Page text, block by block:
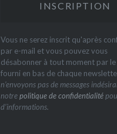
Vous ne serez inscrit qu'après
par e-mail et vous pouvez vous
désabonner à tout moment par le
fourni en bas de chaque
n’envoyons pas de messages
notrepolitique de confidentialité
d’informations.